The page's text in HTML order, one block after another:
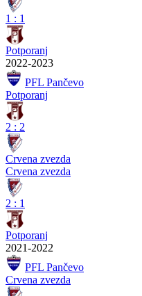
1 : 1
Potporanj
2022-2023
PFL Pančevo
Potporanj
2 : 2
Crvena zvezda
Crvena zvezda
2 : 1
Potporanj
2021-2022
PFL Pančevo
Crvena zvezda